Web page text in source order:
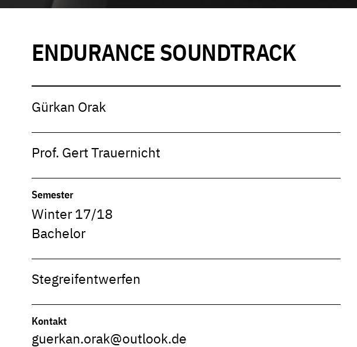
ENDURANCE SOUNDTRACK
Gürkan Orak
Prof. Gert Trauernicht
Semester
Winter 17/18
Bachelor
Stegreifentwerfen
Kontakt
guerkan.orak@outlook.de